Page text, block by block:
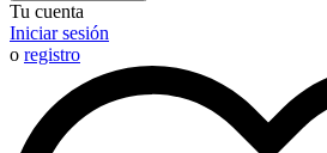
Tu cuenta
Iniciar sesión
o registro